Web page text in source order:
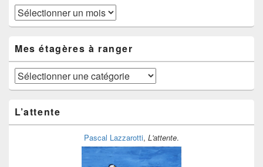
Au
fil
temps
Mes étagères à ranger
Mes
étagères
ranger
L’attente
Pascal Lazzarotti, L'attente.